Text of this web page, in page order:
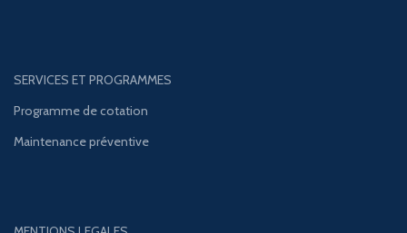
SERVICES ET PROGRAMMES
Programme de cotation
Maintenance préventive